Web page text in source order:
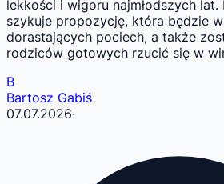
lekkości i wigoru najmłodszych lat.
szykuje propozycję, która będzie
dorastających pociech, a także
rodziców gotowych rzucić się w
B
Bartosz Gabiś
07.07.2026·